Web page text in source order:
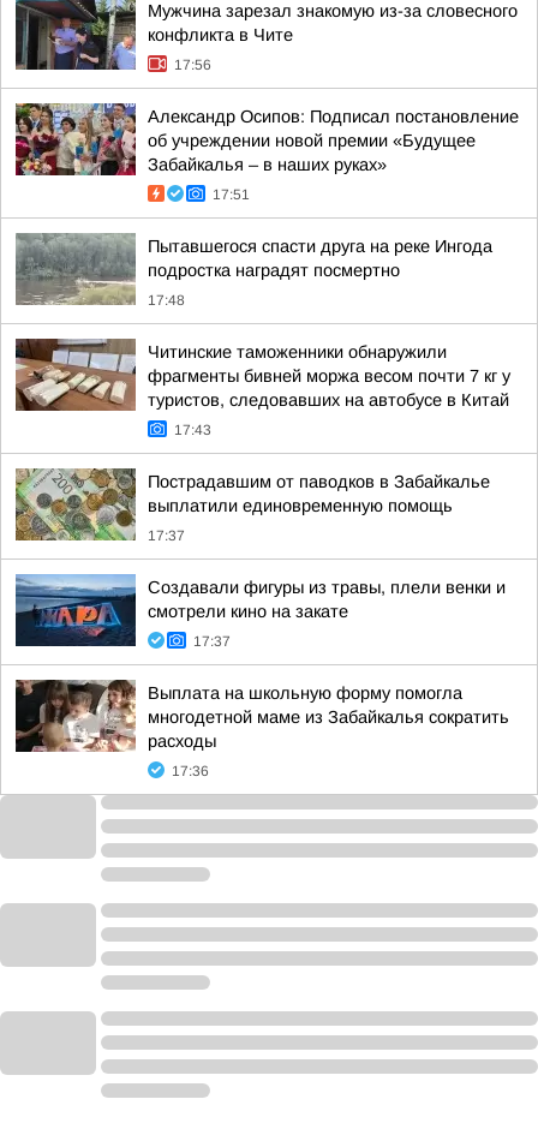
Мужчина зарезал знакомую из-за словесного
конфликта в Чите
17:56
Александр Осипов: Подписал постановление
об учреждении новой премии «Будущее
Забайкалья – в наших руках»
17:51
Пытавшегося спасти друга на реке Ингода
подростка наградят посмертно
17:48
Читинские таможенники обнаружили
фрагменты бивней моржа весом почти 7 кг у
туристов, следовавших на автобусе в Китай
17:43
Пострадавшим от паводков в Забайкалье
выплатили единовременную помощь
17:37
Создавали фигуры из травы, плели венки и
смотрели кино на закате
17:37
Выплата на школьную форму помогла
многодетной маме из Забайкалья сократить
расходы
17:36